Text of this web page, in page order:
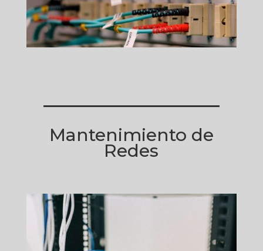
Mantenimiento de
Redes